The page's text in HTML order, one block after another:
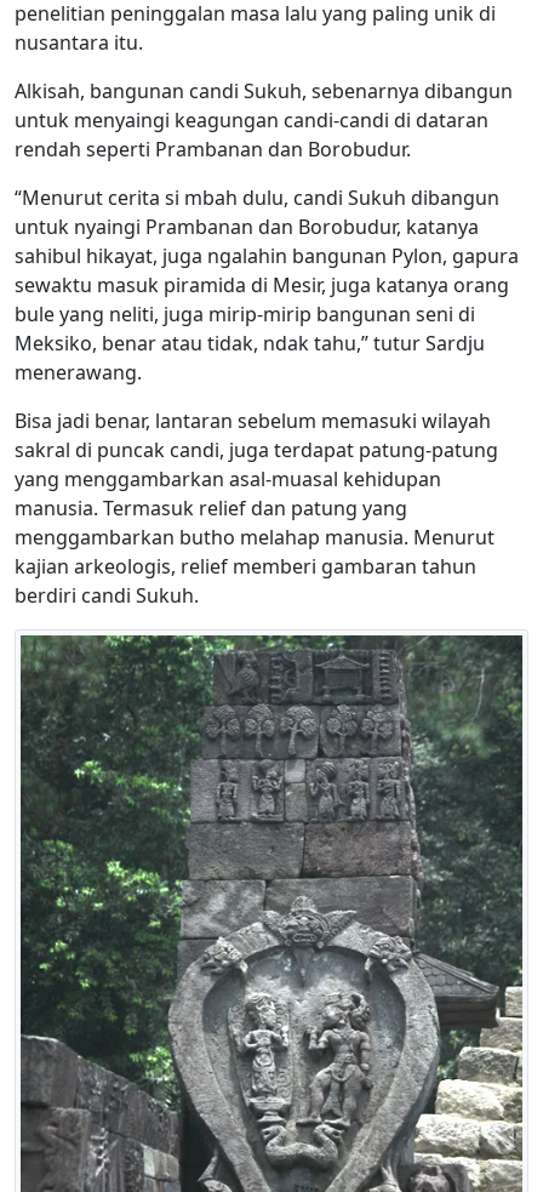
penelitian peninggalan masa lalu yang paling unik di
nusantara itu.
Alkisah, bangunan candi Sukuh, sebenarnya dibangun
untuk menyaingi keagungan candi-candi di dataran
rendah seperti Prambanan dan Borobudur.
“Menurut cerita si mbah dulu, candi Sukuh dibangun
untuk nyaingi Prambanan dan Borobudur, katanya
sahibul hikayat, juga ngalahin bangunan Pylon, gapura
sewaktu masuk piramida di Mesir, juga katanya orang
bule yang neliti, juga mirip-mirip bangunan seni di
Meksiko, benar atau tidak, ndak tahu,” tutur Sardju
menerawang.
Bisa jadi benar, lantaran sebelum memasuki wilayah
sakral di puncak candi, juga terdapat patung-patung
yang menggambarkan asal-muasal kehidupan
manusia. Termasuk relief dan patung yang
menggambarkan butho melahap manusia. Menurut
kajian arkeologis, relief memberi gambaran tahun
berdiri candi Sukuh.